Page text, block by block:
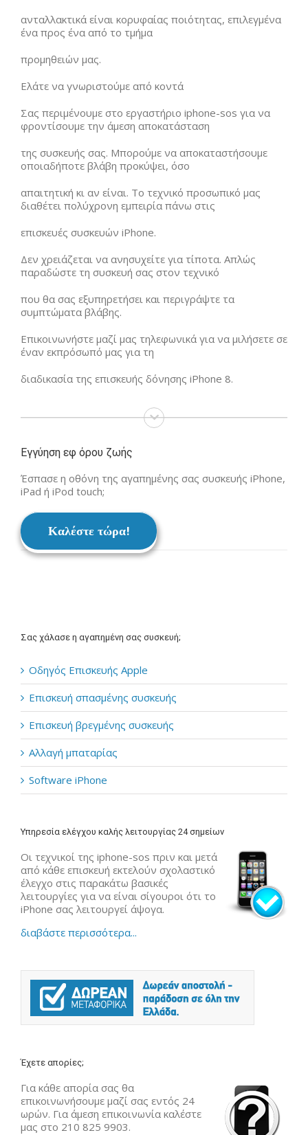
ανταλλακτικά είναι κορυφαίας ποιότητας, επιλεγμένα
ένα προς ένα από το τμήμα
προμηθειών μας.
Ελάτε να γνωριστούμε από κοντά
Σας περιμένουμε στο εργαστήριο iphone-sos για να
φροντίσουμε την άμεση αποκατάσταση
της συσκευής σας. Μπορούμε να αποκαταστήσουμε
οποιαδήποτε βλάβη προκύψει, όσο
απαιτητική κι αν είναι. Το τεχνικό προσωπικό μας
διαθέτει πολύχρονη εμπειρία πάνω στις
επισκευές συσκευών iPhone.
Δεν χρειάζεται να ανησυχείτε για τίποτα. Απλώς
παραδώστε τη συσκευή σας στον τεχνικό
που θα σας εξυπηρετήσει και περιγράψτε τα
συμπτώματα βλάβης.
Επικοινωνήστε μαζί μας τηλεφωνικά για να μιλήσετε σε
έναν εκπρόσωπό μας για τη
διαδικασία της επισκευής δόνησης iPhone 8.
Εγγύηση εφ όρου ζωής
Έσπασε η οθόνη της αγαπημένης σας συσκευής iPhone,
iPad ή iPod touch;
Καλέστε τώρα!
Σας χάλασε η αγαπημένη σας συσκευή;
Οδηγός Επισκευής Apple
Επισκευή σπασμένης συσκευής
Επισκευή βρεγμένης συσκευής
Αλλαγή μπαταρίας
Software iPhone
Υπηρεσία ελέγχου καλής λειτουργίας 24 σημείων
Οι τεχνικοί της iphone-sos πριν και μετά
από κάθε επισκευή εκτελούν σχολαστικό
έλεγχο στις παρακάτω βασικές
λειτουργίες για να είναι σίγουροι ότι το
iPhone σας λειτουργεί άψογα.
διαβάστε περισσότερα...
Έχετε απορίες;
Για κάθε απορία σας θα
επικοινωνήσουμε μαζί σας εντός 24
ωρών. Για άμεση επικοινωνία καλέστε
μας στο 210 825 9903.